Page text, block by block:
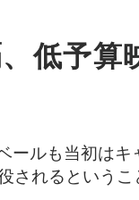
低予
ルも当初は
れるというこ